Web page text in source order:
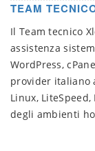
TEAM
Il Team tecnico
assistenza
WordPress,
provider italiano
Linux, LiteSpeed,
degli ambienti